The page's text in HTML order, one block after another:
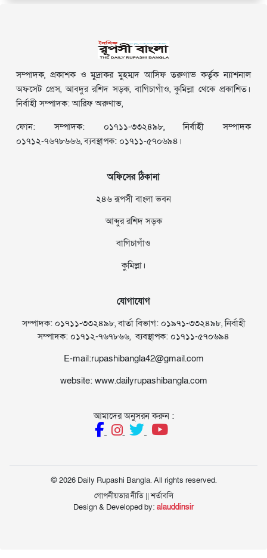
সম্পাদক, প্রকাশক ও মুদ্রাকর মুহম্মদ আসিফ তরুণাভ কর্তৃক ন্যাশনাল
অফসেট প্রেস, আবদুর রশিদ সড়ক, বাগিচাগাঁও, কুমিল্লা থেকে প্রকাশিত।
নির্বাহী সম্পাদক: আরিফ অরুণাভ,
ফোন: সম্পাদক: ০১৭১১-৩৩২৪৯৮, নির্বাহী সম্পাদক
০১৭১২-৭৬৭৮৬৬৬, ব্যবস্থাপক: ০১৭১১-৫৭০৬৯৪।
অফিসের ঠিকানা
২৪৬ রূপসী বাংলা ভবন
আব্দুর রশিদ সড়ক
বাগিচাগাঁও
কুমিল্লা।
যোগাযোগ
সম্পাদক: ০১৭১১-৩৩২৪৯৮, বার্তা বিভাগ: ০১৯৭১-৩৩২৪৯৮, নির্বাহী
সম্পাদক: ০১৭১২-৭৬৭৮৬৬, ব্যবস্থাপক: ০১৭১১-৫৭০৬৯৪
E-mail:rupashibangla42@gmail.com
website: www.dailyrupashibangla.com
আমাদের অনুসরন করুন :
© 2026 Daily Rupashi Bangla. All rights reserved.
গোপনীয়তার নীতি||শর্তাবলি
Design & Developed by: alauddinsir